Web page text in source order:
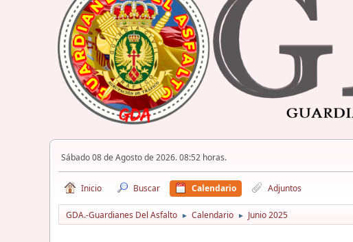
Sábado 08 de Agosto de 2026. 08:52 horas.
Inicio Buscar Calendario Adjuntos
GDA.-Guardianes Del Asfalto ► Calendario ► Junio 2025